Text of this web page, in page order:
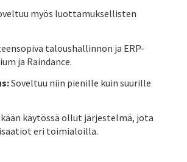
myös luottamuksellisten
taloushallinnon ja ERP-
ja Raindance.
Soveltuu niin pienille kuin suurille
käytössä ollut järjestelmä, jota
eri toimialoilla.